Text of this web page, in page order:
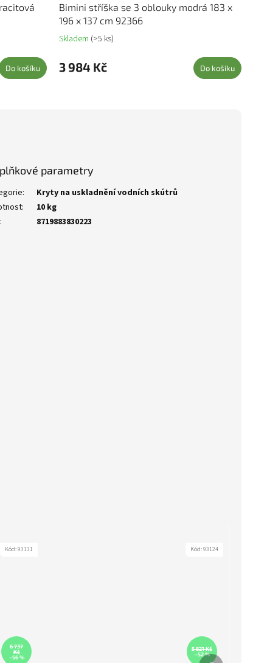
Do košíku
Bimini stříška se 3 oblouky modrá 183 x
196 x 137 cm 92366
Skladem (>5 ks)
3 984 Kč Do košíku
parametry
:
Kryty na uskladnění vodních skútrů
:
10 kg
: 8719883830223
6 737
Kč
–56 %
Kód:93131
5 621 Kč
–52 %
Kód:93124
Další produkt